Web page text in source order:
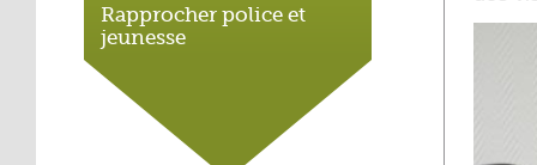
Rapprocher police et
jeunesse
18 octobre 2018
Un jardin face aux
obstacles